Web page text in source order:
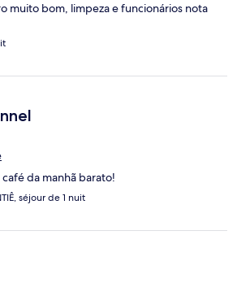
muito bom, limpeza e funcionários nota
da manhã barato!
séjour de 1 nuit